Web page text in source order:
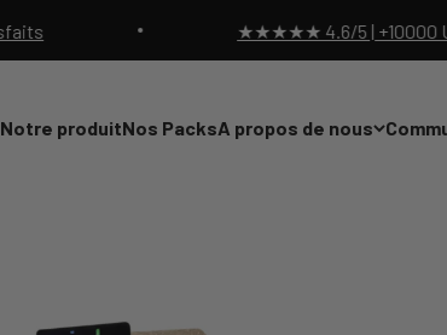
★★★★★ 4.6/5 | +10000 Utilisateurs
Notre produitNos PacksA propos de nous